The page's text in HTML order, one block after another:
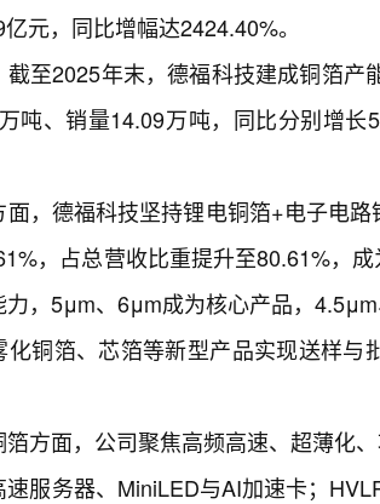
元，同比增幅达2424.40%。
截至2025年末，德福科技建成铜箔
吨、销量14.09万吨，同比分别增
面，德福科技坚持锂电铜箔+电子电
，占总营收比重提升至80.61%，
力，5μm、6μm成为核心产品，
化铜箔、芯箔等新型产品实现送样
箔方面，公司聚焦高频高速、超薄化
速服务器、MiniLED与AI加速卡；